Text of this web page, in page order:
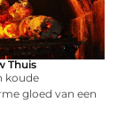
Thuis
koude
gloed van een